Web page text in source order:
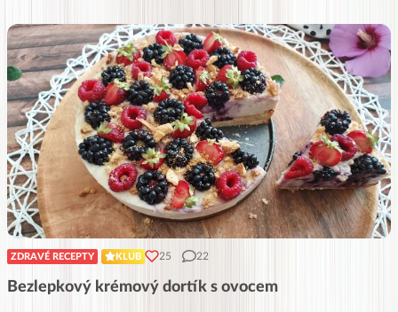
ZDRAVÉ RECEPTY KLUB 25 22
Bezlepkový krémový dortík s ovocem